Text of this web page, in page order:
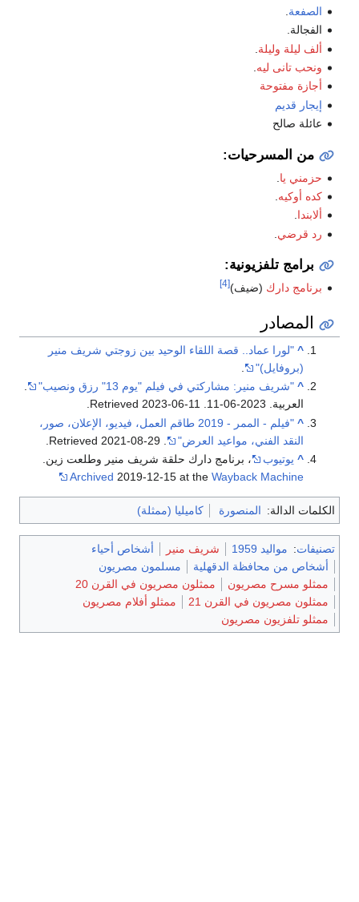
الصفعة
الفجالة.
ألف ليلة وليلة
ونحب تانى ليه
أجازة مفتوحة
إيجار قديم
عائلة صالح
من المسرحيات:
حزمني يا
كده أوكيه
ألابندا.
رد قرضي
برامج تلفزيونية:
برنامج دارك (ضيف)[4]
المصادر
^ "لورا عماد.. قصة اللقاء الوحيد بين زوجتي شريف منير
(بروفايل)"
^ "شريف منير: مشاركتي في فيلم "يوم 13" رزق ونصيب"
العربية. 2023-06-11
2023-06-11
^
"فيلم - الممر - 2019 طاقم العمل، فيديو، الإعلان، صور،
النقد الفني، مواعيد العرض"
2021-08-29
^ يوتيوب
، برنامج دارك حلقة شريف منير وطلعت زين.
Archived 2019-12-15 at theWayback Machine
الكلمات الدالة: المنصورة كاميليا (ممثلة)
تصنيفات: مواليد 1959 شريف منير
أشخاص أحياء
أشخاص من محافظة الدقهلية
مسلمون مصريون
ممثلو مسرح مصريون
ممثلون مصريون في القرن 20
ممثلون مصريون في القرن 21
ممثلو أفلام مصريون
ممثلو تلفزيون مصريون